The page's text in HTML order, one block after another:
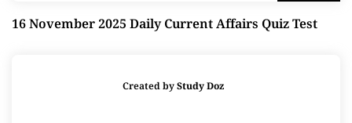
16 November 2025 Daily Current Affairs Quiz Test
Created byStudy Doz